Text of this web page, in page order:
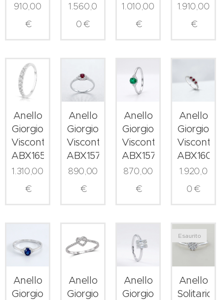
910,00
€
1.560,0
0€
1.010,00
€
1.910,00
€
Anello
Giorgio
Visconti
ABX16550
1.310,00
€
Anello
Giorgio
Visconti
ABX15789R
890,00
€
Anello
Giorgio
Visconti
ABX15789S
870,00
€
Anello
Giorgio
Visconti
1.920,0
0€
Anello
Giorgio
Anello
Giorgio
Anello
Giorgio
Anello
Solitario
Esaurito